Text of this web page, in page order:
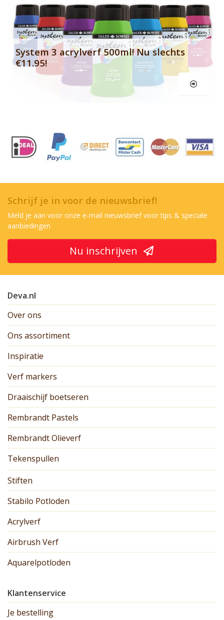
System 3 acrylverf 500ml! Nu slechts
€11.95!
Schrijf je in voor de nieuwsbrief!
Meld je aan voor onze e-mail nieuwsbrief voor tips & speciale
aanbiedingen
Nu inschrijven
Deva.nl
Over ons
Ons assortiment
Inspiratie
Verf markers
Draaischijf boetseren
Rembrandt Pastels
Rembrandt Olieverf
Tekenspullen
Stiften
Stabilo Potloden
Acrylverf
Airbrush Verf
Aquarelpotloden
Klantenservice
Je bestelling